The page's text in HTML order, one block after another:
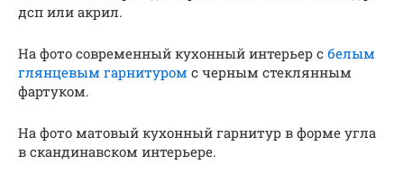
дсп или акрил.
На фото современный кухонный интерьер с белым
глянцевым гарнитуром с черным стеклянным
фартуком.
На фото матовый кухонный гарнитур в форме угла
в скандинавском интерьере.